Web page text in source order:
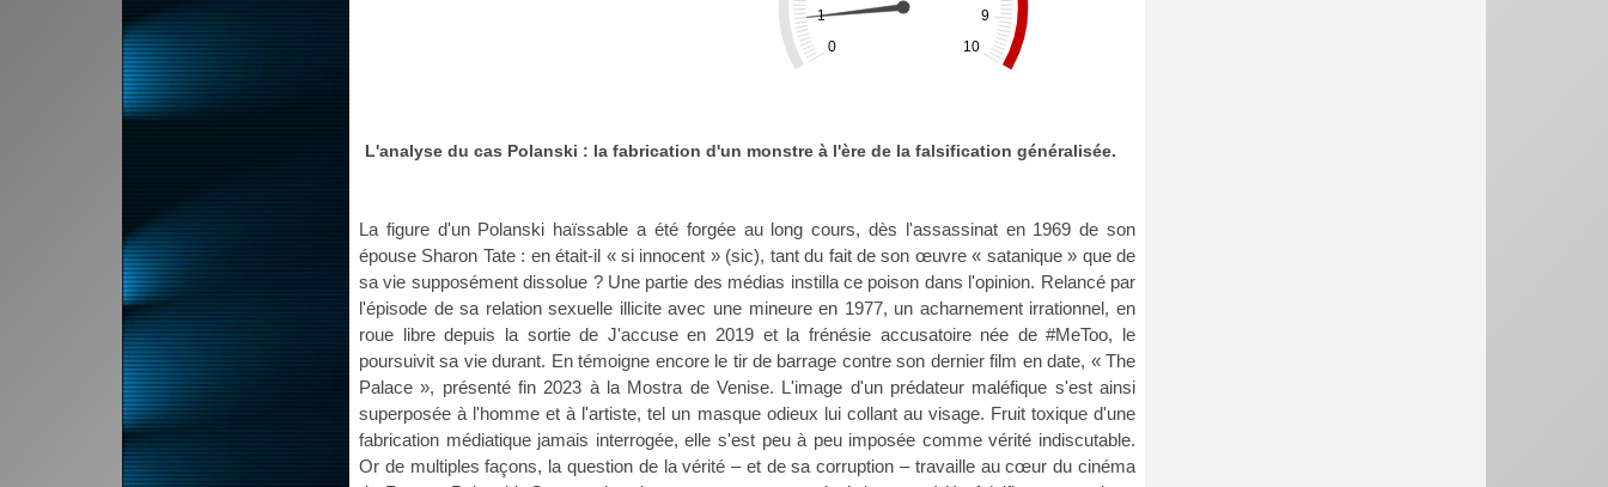
0
1
9
10
L'analyse du cas Polanski : la fabrication d'un monstre à l'ère de la falsification généralisée.
La figure d'un Polanski haïssable a été forgée au long cours, dès l'assassinat en 1969 de son
épouse Sharon Tate : en était-il « si innocent » (sic), tant du fait de son œuvre « satanique » que de
sa vie supposément dissolue ? Une partie des médias instilla ce poison dans l'opinion. Relancé par
l'épisode de sa relation sexuelle illicite avec une mineure en 1977, un acharnement irrationnel, en
roue libre depuis la sortie de J'accuse en 2019 et la frénésie accusatoire née de #MeToo, le
poursuivit sa vie durant. En témoigne encore le tir de barrage contre son dernier film en date, « The
Palace », présenté fin 2023 à la Mostra de Venise. L'image d'un prédateur maléfique s'est ainsi
superposée à l'homme et à l'artiste, tel un masque odieux lui collant au visage. Fruit toxique d'une
fabrication médiatique jamais interrogée, elle s'est peu à peu imposée comme vérité indiscutable.
Or de multiples façons, la question de la vérité – et de sa corruption – travaille au cœur du cinéma